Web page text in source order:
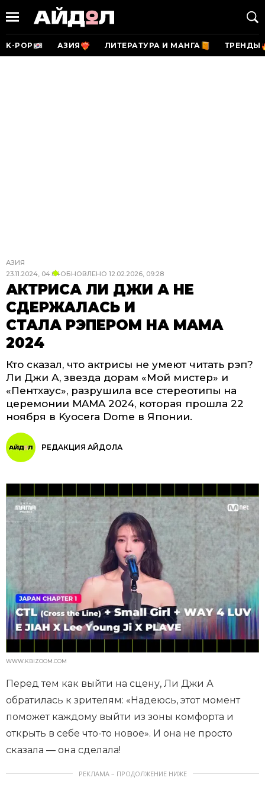
K-POP АЗИЯ ЛИТЕРАТУРА И МАНГА ТРЕНДЫ
АЗИЯ
23.11.2024, 04:04ОБНОВЛЕНО 12.02.2026, 09:28
АКТРИСА ЛИ ДЖИ А НЕ
СДЕРЖАЛАСЬ И
СТАЛА РЭПЕРОМ НА MAMA
2024
Кто сказал, что актрисы не умеют читать рэп?
Ли Джи А, звезда дорам «Мой мистер» и
«Пентхаус», разрушила все стереотипы на
церемонии MAMA 2024, которая прошла 22
ноября в Kyocera Dome в Японии.
РЕДАКЦИЯ АЙДОЛА
WWW.KBIZOOM.COM
Перед тем как выйти на сцену, Ли Джи А
обратилась к зрителям: «Надеюсь, этот момент
поможет каждому выйти из зоны комфорта и
открыть в себе что-то новое». И она не просто
сказала — она сделала!
РЕКЛАМА – ПРОДОЛЖЕНИЕ НИЖЕ